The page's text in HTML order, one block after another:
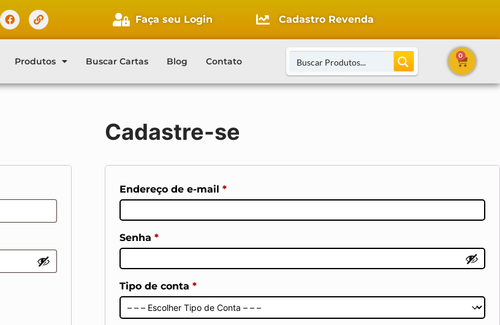
Faça seu Login Cadastro Revenda
Produtos Buscar Cartas Blog Contato
0
Cadastre-se
Endereço de e-mail *
Senha *
Tipo de conta *